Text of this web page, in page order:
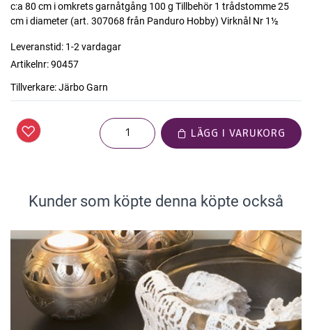
c:a 80 cm i omkrets garnåtgång 100 g Tillbehör 1 trådstomme 25
cm i diameter (art. 307068 från Panduro Hobby) Virknål Nr 1½
Leveranstid: 1-2 vardagar
Artikelnr:90457
Tillverkare:Järbo Garn
LÄGG I VARUKORG
Kunder som köpte denna köpte också